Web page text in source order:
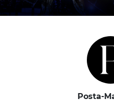
Posta-